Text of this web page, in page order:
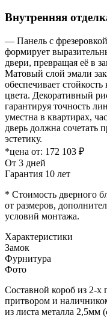
Внутренняя
— Панель с
формирует
двери, превращая её в
Матовый слой эмали
обеспечивает
цвета. Декоративный
гарантируя точность
уместна в квартирах,
дверь должна сочетать
эстетику.
*цена от: 172 103 ₽
От 3 дней
Гарантия 10 лет
* Стоимость дверного
от размеров,
условий монтажа.
Характеристики
Замок
Фурнитура
Фото
Составной короб из 2-х
притвором и
из листа металла 2,5мм